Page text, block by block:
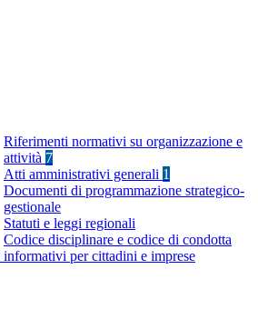
Riferimenti normativi su organizzazione e
attività 7
Atti amministrativi generali 1
Documenti di programmazione strategico-
gestionale
Statuti e leggi regionali
Codice disciplinare e codice di condotta
informativi per cittadini e imprese